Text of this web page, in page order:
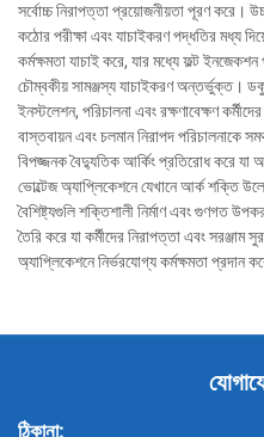
সর্বোচ্চ নিরাপত্তা প্রয়োজনীয়তা পূরণ করে।
কঠোর পরীক্ষা এবং যাচাইকরণ পদ্ধতির মধ্য
কর্মক্ষমতা যাচাই করে, যার মধ্যে ফল্ট
চৌম্বকীয় সামঞ্জস্য যাচাইকরণ অন্তর্ভুক্ত।
ইনস্টলেশন, পরিচালনা এবং রক্ষণাবেক্ষণ
বাস্তবায়ন এবং চলমান নিরাপদ পরিচালনাকে
বিপজ্জনক বৈদ্যুতিক আর্কিং প্রতিরোধ করে যা
ভোল্টেজ অ্যাপ্লিকেশনে যেখানে আর্ক শক্তি
বৈশিষ্ট্যগুলি শক্তিশালী নির্মাণ এবং গুণগত
তৈরি করে যা কর্মীদের নিরাপত্তা এবং সরঞ্জাম
অ্যাপ্লিকেশনে নির্ভরযোগ্য কর্মক্ষমতা প্রদান
ঠিকানা: